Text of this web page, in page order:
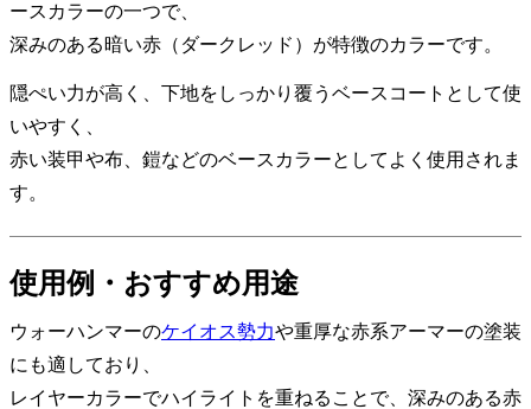
ースカラーの一つで、
深みのある暗い赤（ダークレッド）が特徴のカラーです。
隠ぺい力が高く、下地をしっかり覆うベースコートとして使
いやすく、
赤い装甲や布、鎧などのベースカラーとしてよく使用されま
す。
使用例・おすすめ用途
ウォーハンマーのケイオス勢力や重厚な赤系アーマーの塗装
にも適しており、
レイヤーカラーでハイライトを重ねることで、深みのある赤